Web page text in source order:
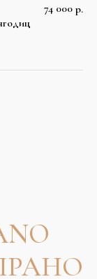
74 000 р.